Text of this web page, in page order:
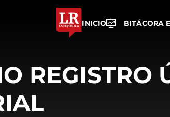
INICIO BITÁCORA
REGISTRO